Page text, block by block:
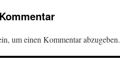
um einen Kommentar abzugeben.